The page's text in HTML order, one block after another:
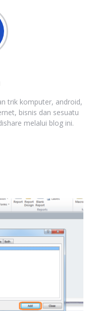
trik komputer, android,
bisnis dan sesuatu
melalui blog ini.